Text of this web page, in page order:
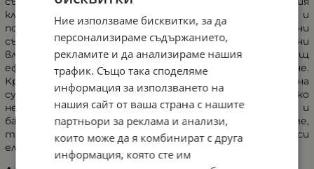
клетъчен бустер осигурява нова енергия и тонус и
подобрява съпротивлението. Иновативните активни
съставки защитават кожата от вредните външни
влияния на околната среда, имат силен успокояващ
ефект и са особено ефективни срещу зачервяване.
Кремът ефективно коригира типичния външен вид на
сухата дехидратирана кожа и бързо облекчава всяко
неприятно усещане за стягане. Благосъстоянието и
баланса на кожата се възстановяват за дълго време,
тя изглежда мека и впечатлява с подобрената си
еластичност.
Ние използваме бисквитки, за да
персонализираме съдържанието,
рекламите и да анализираме нашия
трафик. Също така споделяме
информация за използването на
нашия сайт от ваша страна с нашите
партньори за реклама и анализи,
които може да я комбинират с друга
информация, която сте им